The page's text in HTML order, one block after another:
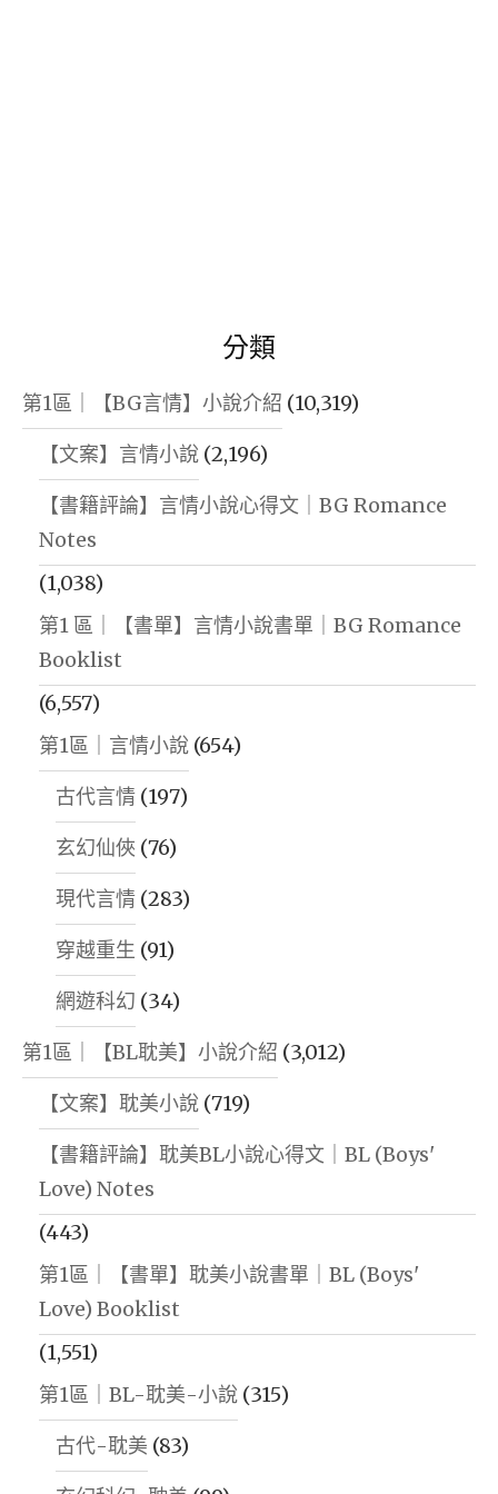
分類
第1區｜【BG言情】小說介紹 (10,319)
【文案】言情小說 (2,196)
【書籍評論】言情小說心得文｜BG Romance
Notes
(1,038)
第1 區｜【書單】言情小說書單｜BG Romance
Booklist
(6,557)
第1區｜言情小說 (654)
古代言情 (197)
玄幻仙俠 (76)
現代言情 (283)
穿越重生 (91)
網遊科幻 (34)
第1區｜【BL耽美】小說介紹 (3,012)
【文案】耽美小說 (719)
【書籍評論】耽美BL小說心得文｜BL (Boys'
Love) Notes
(443)
第1區｜【書單】耽美小說書單｜BL (Boys'
Love) Booklist
(1,551)
第1區｜BL-耽美-小說 (315)
古代-耽美 (83)